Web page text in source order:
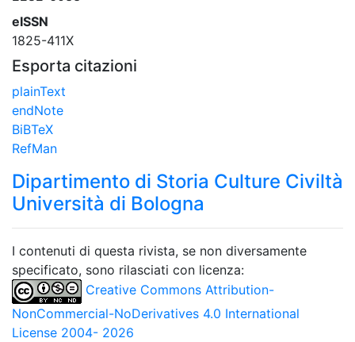
eISSN
1825-411X
Esporta citazioni
plainText
endNote
BiBTeX
RefMan
Dipartimento di Storia Culture Civiltà
Università di Bologna
I contenuti di questa rivista, se non diversamente
specificato, sono rilasciati con licenza:
Creative Commons Attribution-
NonCommercial-NoDerivatives 4.0 International
License 2004- 2026